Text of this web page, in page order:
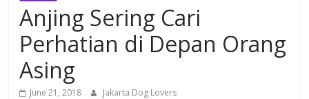
Anjing Sering Cari
Perhatian di Depan Orang
Asing
June 21, 2018 Jakarta Dog Lovers